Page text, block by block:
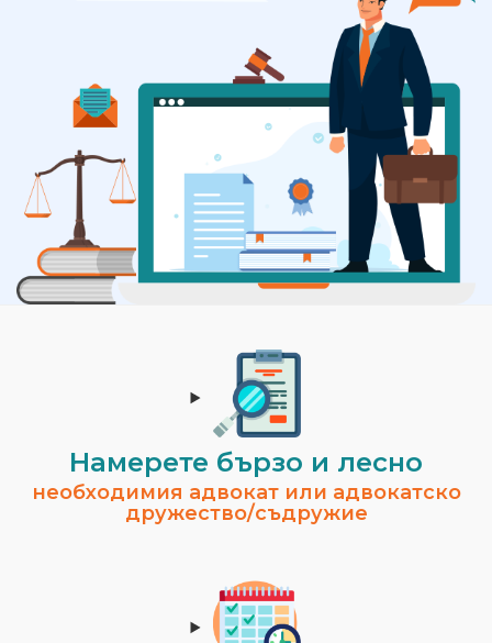
Намерете бързо и лесно
необходимия адвокат или адвокатско
дружество/съдружие